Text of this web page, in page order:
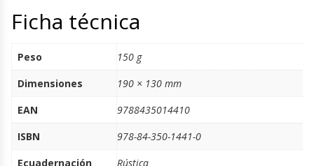
Ficha técnica
Peso
150 g
Dimensiones
190 × 130 mm
EAN
9788435014410
ISBN
978-84-350-1441-0
Ecuadernación
Rústica